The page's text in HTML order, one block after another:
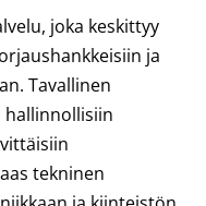
joka keskittyy
ja
Tavallinen
tekninen